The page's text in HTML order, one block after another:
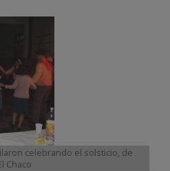
celebrando el solsticio, de
Chaco